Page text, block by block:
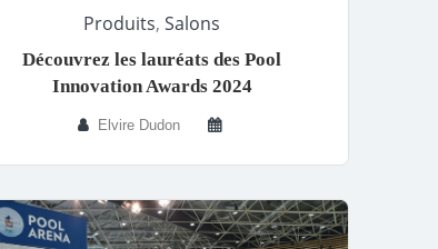
Produits, Salons
Découvrez les lauréats des Pool
Innovation Awards 2024
Elvire Dudon